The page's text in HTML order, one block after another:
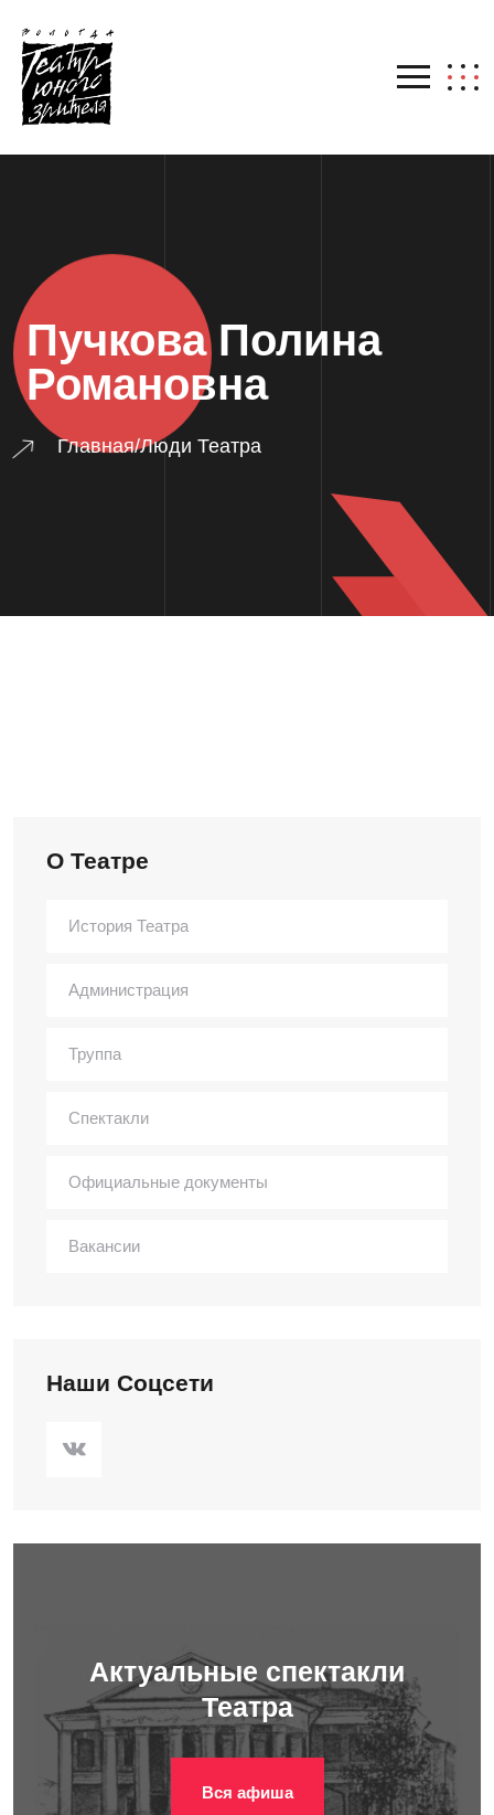
Пучкова Полина
Романовна
Главная/Люди Театра
О Театре
История Театра
Администрация
Труппа
Спектакли
Официальные документы
Вакансии
Наши Соцсети
Актуальные спектакли
Театра
Вся афиша